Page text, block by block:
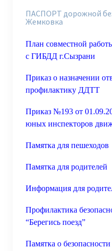
ПАСПОРТ дорожной
Жемковка
План совместной
с ГИБДД г.Сызрани
Приказ о назначении
профилактику ДДТТ
Приказ №193 от
юных инспекторов
Памятка для пешеходов
Памятка для родителей
Информация для
Профилактика
“Берегись поезд”
Памятка о